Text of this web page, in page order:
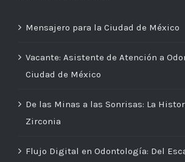
Mensajero para la Ciudad de México
Vacante: Asistente de Atención a
Ciudad de México
De las Minas a las Sonrisas: La
Zirconia
Flujo Digital en Odontología: Del